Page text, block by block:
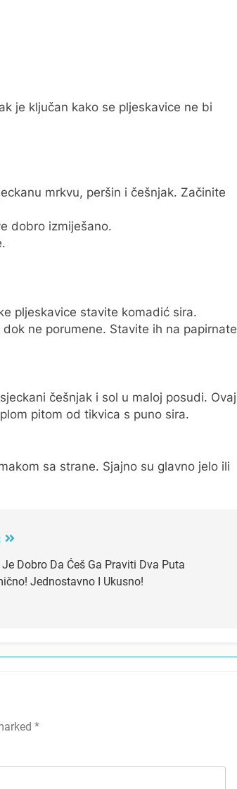
je ključan kako se pljeskavice ne bi
mrkvu, peršin i češnjak. Začinite
dobro izmiješano.
pljeskavice stavite komadić sira.
ne porumene. Stavite ih na papirnate
češnjak i sol u maloj posudi. Ovaj
pitom od tikvica s puno sira.
sa strane. Sjajno su glavno jelo ili
Dobro Da Ćeš Ga Praviti Dva Puta
Jednostavno I Ukusno!
*